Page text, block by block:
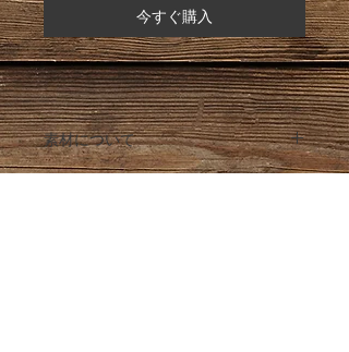
今すぐ購入
素材について
パラコードで作成しております。